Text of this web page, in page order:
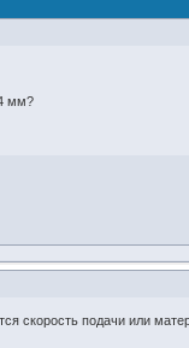
мм?
скорость подачи или